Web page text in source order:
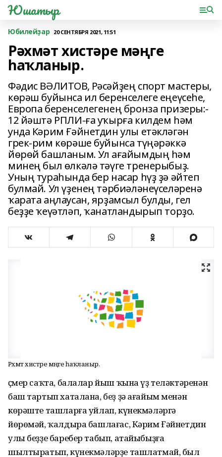
Юшатыр
Юбилейҙар 20 СЕНТЯБРЯ 2021, 11:51
Рәхмәт хистәре мәңге
һаҡланыр.
Фәдис ВӘЛИТОВ, Рәсәйҙең спорт мастеры,
көрәш буйынса ил беренселеге еңеүсеһе,
Европа беренселегенең бронза призеры:-
12 йәштә РПЛИ-ға уҡырға килдем һәм
унда Кәрим Ғәйнетдин улы етәкләгән
грек-рим көрәше буйынса түңәрәккә
йөрөй башланым. Ул ағайымдың һәм
минең был өлкәлә тәүге тренерыбыҙ.
Уның тураһында бер насар һүҙ ҙә әйтеп
булмай. Ул үҙенең тәрбиәләнеүселәренә
ҡарата аңлаусан, ярҙамсыл булды, гел
беҙҙе ҡеүәтләп, ҡанатландырып торҙо.
Рәхмәт хистәре мәңге һаҡланыр.
Үҫмер саҡта, балалар йыш ҡына үҙ теләктәренән
баш тартып хаталана, беҙ ҙә ағайым менән
көрәште ташларға уйлап, күнекмәләргә
йөрөмәй, ҡалдыра башлағас, Кәрим Ғәйнетдин
улы беҙҙе баребер табып, атайыбыҙға
шылтыратып, күнекмәләрҙе ташлатмай, был